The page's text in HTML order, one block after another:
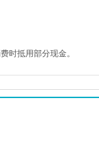
时抵用部分现金。